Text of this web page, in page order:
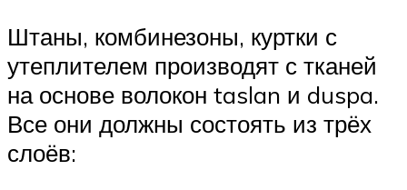
Штаны, комбинезоны, куртки с
утеплителем производят с тканей
на основе волокон taslan и duspa.
Все они должны состоять из трёх
слоёв: